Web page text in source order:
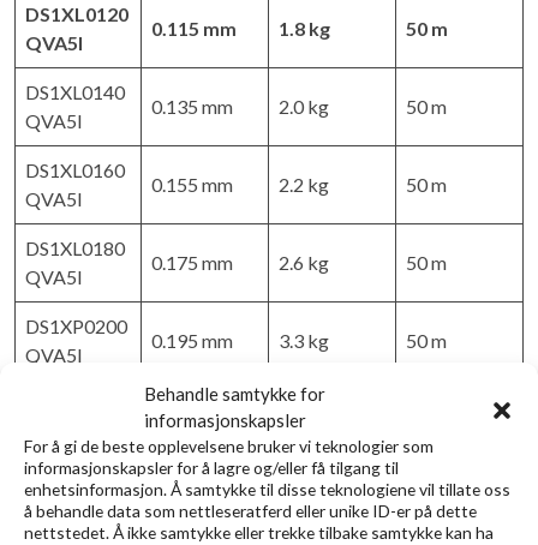
Behandle samtykke for
informasjonskapsler
For å gi de beste opplevelsene bruker vi teknologier som
informasjonskapsler for å lagre og/eller få tilgang til
enhetsinformasjon. Å samtykke til disse teknologiene vil tillate oss
å behandle data som nettleseratferd eller unike ID-er på dette
nettstedet. Å ikke samtykke eller trekke tilbake samtykke kan ha
DS1XL0120
QVA5I
0.115 mm 1.8 kg 50 m
DS1XL0140
QVA5I
0.135 mm 2.0 kg 50 m
DS1XL0160
QVA5I
0.155 mm 2.2 kg 50 m
DS1XL0180
QVA5I
0.175 mm 2.6 kg 50 m
DS1XP0200
QVA5I
0.195 mm 3.3 kg 50 m
0.225 mm 4.4 kg
DS1XP0250
QVA5I
0.245 mm 5.4 kg 50 m